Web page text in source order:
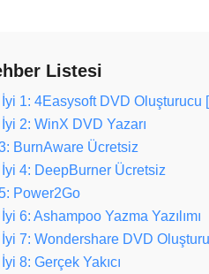
Listesi
İyi 1: 4Easysoft DVD Oluşturucu
2: WinX DVD Yazarı
3: BurnAware Ücretsiz
İyi 4: DeepBurner Ücretsiz
5: Power2Go
6: Ashampoo Yazma Yazılımı
İyi 7: Wondershare DVD
8: Gerçek Yakıcı